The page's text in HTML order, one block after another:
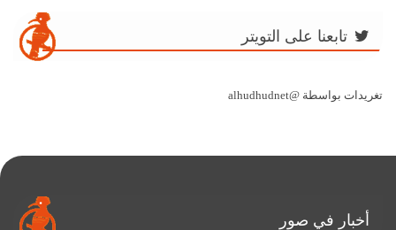
تابعنا على التويتر
تغريدات بواسطة @alhudhudnet
أخبار في صور